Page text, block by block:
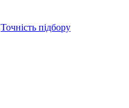
Точність підбору